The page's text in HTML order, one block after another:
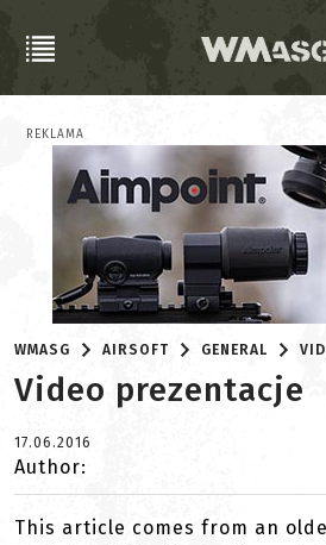
REKLAMA
WMASG AIRSOFT GENERAL
Video prezentacje
17.06.2016
Author:
This article comes from an